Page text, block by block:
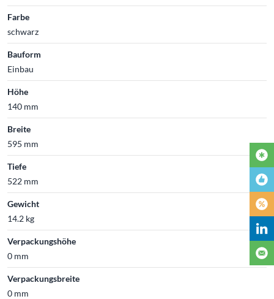
Farbe
schwarz
Bauform
Einbau
Höhe
140 mm
Breite
595 mm
Tiefe
522 mm
Gewicht
14.2 kg
Verpackungshöhe
0 mm
Verpackungsbreite
0 mm